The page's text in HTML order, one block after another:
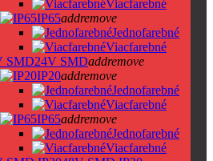
Viacfarebné
IP65addremove
Jednofarebné
Viacfarebné
24V SMDaddremove
IP20addremove
Jednofarebné
Viacfarebné
IP65addremove
Jednofarebné
Viacfarebné